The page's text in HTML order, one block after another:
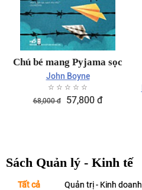
Chú bé mang Pyjama sọc
John Boyne
☆ ☆ ☆ ☆ ☆
68,000đ 57,800đ
Sách Quản lý - Kinh tế
Tất cả Quản trị - Kinh doanh